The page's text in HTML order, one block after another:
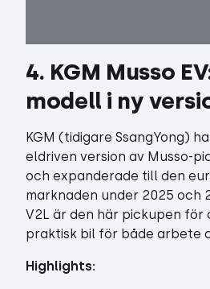
4. KGM Musso
modell i ny
KGM (tidigare SsangYong)
eldriven version av Musso-
och expanderade till den
marknaden under 2025 och
V2L är den här pickupen för
praktisk bil för både arbete
Highlights: